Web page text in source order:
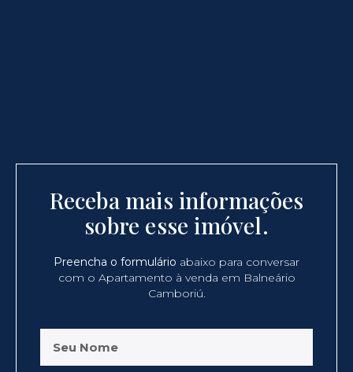
Receba mais informações
sobre esse imóvel.
Preencha o formulário abaixo para conversar
com o Apartamento à venda em Balneário
Camboriú.